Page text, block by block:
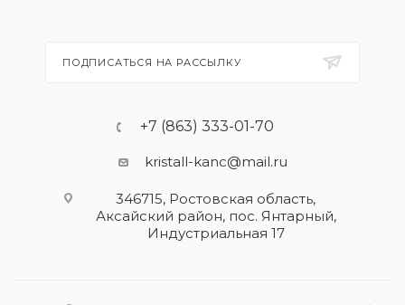
ПОДПИСАТЬСЯ НА РАССЫЛКУ
+7 (863) 333-01-70
kristall-kanc@mail.ru
346715, Ростовская область​,
Аксайский район, пос. Янтарный,
Индустриальная 17